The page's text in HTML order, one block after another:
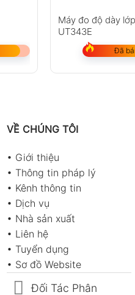
Máy đo độ dày
UT343E
Đã
VỀ CHÚNG TÔI
• Giới thiệu
• Thông tin pháp lý
• Kênh thông tin
• Dịch vụ
• Nhà sản xuất
• Liên hệ
• Tuyển dụng
• Sơ đồ Website
Đối Tác Phân